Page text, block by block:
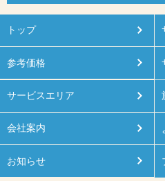
トップ
参考価格
サービスエリア
会社案内
お知らせ